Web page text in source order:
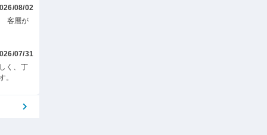
08/02
客層が
07/31
く、丁
。